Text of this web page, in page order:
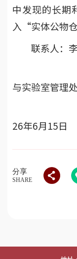
中发现的长期
入“实体公物
联系人：
与实验室管理处
26年6月15日
分享
SHARE